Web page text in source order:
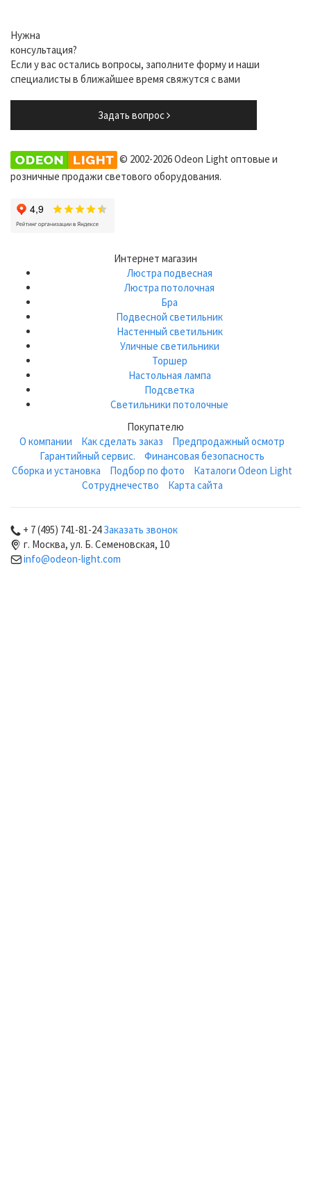
Нужна
консультация?
Если у вас остались вопросы, заполните форму и наши
специалисты в ближайшее время свяжутся с вами
Задать вопрос
© 2002-2026 Odeon Light оптовые и
розничные продажи светового оборудования.
Интернет магазин
Люстра подвесная
Люстра потолочная
Бра
Подвесной светильник
Настенный светильник
Уличные светильники
Торшер
Настольная лампа
Подсветка
Светильники потолочные
Покупателю
О компании
Как сделать заказ
Предпродажный осмотр
Гарантийный сервис.
Финансовая безопасность
Сборка и установка
Подбор по фото
Каталоги Odeon Light
Сотруднечество
Карта сайта
+ 7 (495) 741-81-24Заказать звонок
г. Москва, ул. Б. Семеновская, 10
info@odeon-light.com